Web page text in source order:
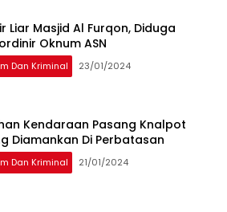
Liar Masjid Al Furqon, Diduga
Oknum ASN
Dan Kriminal 23/01/2024
Kendaraan Pasang Knalpot
Diamankan Di Perbatasan
Dan Kriminal 21/01/2024